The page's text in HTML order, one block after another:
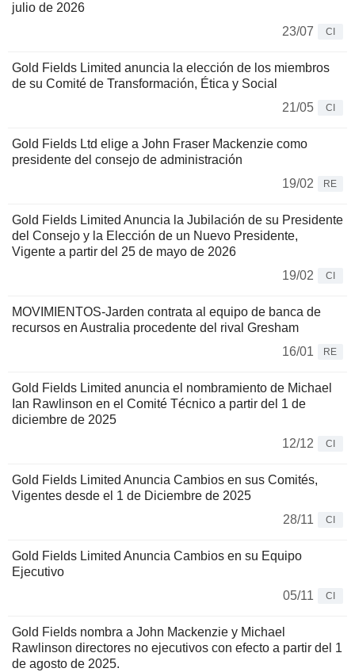
julio de 2026
23/07
CI
Gold Fields Limited anuncia la elección de los miembros
de su Comité de Transformación, Ética y Social
21/05
CI
Gold Fields Ltd elige a John Fraser Mackenzie como
presidente del consejo de administración
19/02
RE
Gold Fields Limited Anuncia la Jubilación de su Presidente
del Consejo y la Elección de un Nuevo Presidente,
Vigente a partir del 25 de mayo de 2026
19/02
CI
MOVIMIENTOS-Jarden contrata al equipo de banca de
recursos en Australia procedente del rival Gresham
16/01
RE
Gold Fields Limited anuncia el nombramiento de Michael
Ian Rawlinson en el Comité Técnico a partir del 1 de
diciembre de 2025
12/12
CI
Gold Fields Limited Anuncia Cambios en sus Comités,
Vigentes desde el 1 de Diciembre de 2025
28/11
CI
Gold Fields Limited Anuncia Cambios en su Equipo
Ejecutivo
05/11
CI
Gold Fields nombra a John Mackenzie y Michael
Rawlinson directores no ejecutivos con efecto a partir del 1
de agosto de 2025.